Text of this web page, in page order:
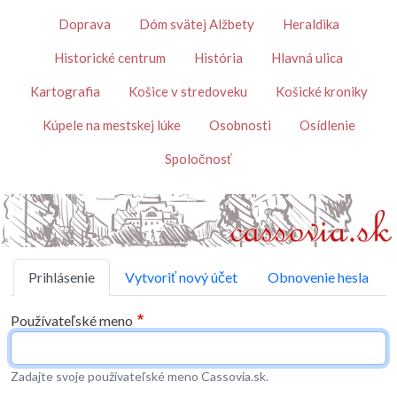
TémyDoprava Dóm svätej Alžbety Heraldika
Historické centrum História Hlavná ulica
Kartografia Košice v stredoveku Košické kroniky
Kúpele na mestskej lúke Osobnosti Osídlenie
Spoločnosť
Primárne karty
Prihlásenie Vytvoriť nový účet Obnovenie hesla
Používateľské meno
Zadajte svoje používateľské meno Cassovia.sk.